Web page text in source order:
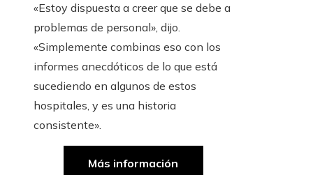
«Estoy dispuesta a creer que se debe a
problemas de personal», dijo.
«Simplemente combinas eso con los
informes anecdóticos de lo que está
sucediendo en algunos de estos
hospitales, y es una historia
consistente».
Más información